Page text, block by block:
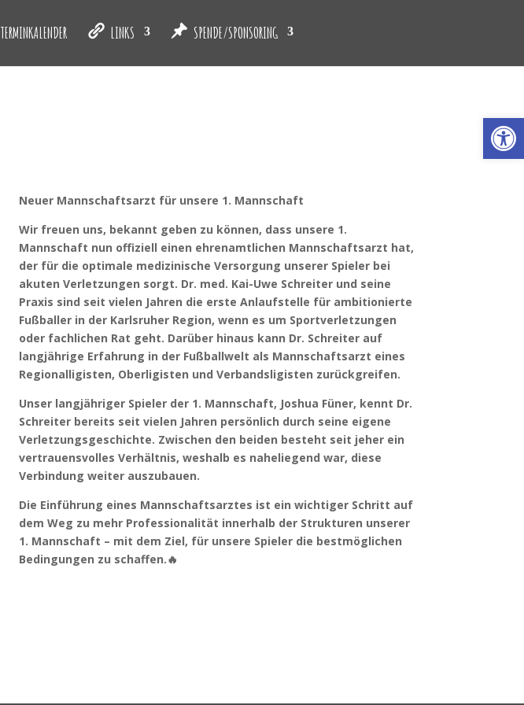
TERMINKALENDER LINKS SPENDE/SPONSORING
Neuer Mannschaftsarzt für unsere 1. Mannschaft
Wir freuen uns, bekannt geben zu können, dass unsere 1.
Mannschaft nun offiziell einen ehrenamtlichen Mannschaftsarzt hat,
der für die optimale medizinische Versorgung unserer Spieler bei
akuten Verletzungen sorgt. Dr. med. Kai-Uwe Schreiter und seine
Praxis sind seit vielen Jahren die erste Anlaufstelle für ambitionierte
Fußballer in der Karlsruher Region, wenn es um Sportverletzungen
oder fachlichen Rat geht. Darüber hinaus kann Dr. Schreiter auf
langjährige Erfahrung in der Fußballwelt als Mannschaftsarzt eines
Regionalligisten, Oberligisten und Verbandsligisten zurückgreifen.
Unser langjähriger Spieler der 1. Mannschaft, Joshua Füner, kennt Dr.
Schreiter bereits seit vielen Jahren persönlich durch seine eigene
Verletzungsgeschichte. Zwischen den beiden besteht seit jeher ein
vertrauensvolles Verhältnis, weshalb es naheliegend war, diese
Verbindung weiter auszubauen.
Die Einführung eines Mannschaftsarztes ist ein wichtiger Schritt auf
dem Weg zu mehr Professionalität innerhalb der Strukturen unserer
1. Mannschaft – mit dem Ziel, für unsere Spieler die bestmöglichen
Bedingungen zu schaffen.🔥